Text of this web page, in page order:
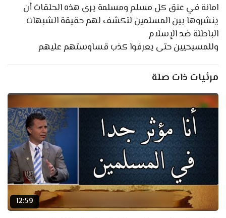
امانة في عنق كل مسلم ومسلمة يرى هذه الحلقات أن
ينشروها بين المسلمين لتكشف لهم حقيقة الشبهات
الباطلة ضد الإسلام
وللمسيحيين حتى يعرفوا كذب قساوستهم عليهم
مرئيات ذات صلة
12:59